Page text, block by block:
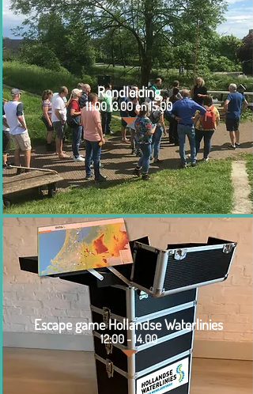
Rondleiding
11.00 13.00en 15.00
Escape game Hollandse Waterlinies
12:00 - 14.00